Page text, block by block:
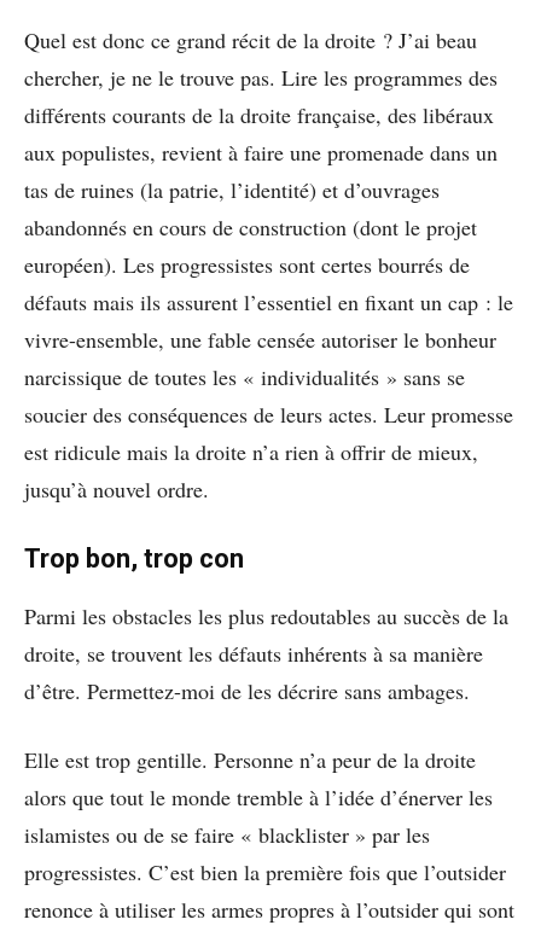
Quel est donc ce grand récit de la droite ? J’ai beau
chercher, je ne le trouve pas. Lire les programmes des
différents courants de la droite française, des libéraux
aux populistes, revient à faire une promenade dans un
tas de ruines (la patrie, l’identité) et d’ouvrages
abandonnés en cours de construction (dont le projet
européen). Les progressistes sont certes bourrés de
défauts mais ils assurent l’essentiel en fixant un cap : le
vivre-ensemble, une fable censée autoriser le bonheur
narcissique de toutes les « individualités » sans se
soucier des conséquences de leurs actes. Leur promesse
est ridicule mais la droite n’a rien à offrir de mieux,
jusqu’à nouvel ordre.
Trop bon, trop con
Parmi les obstacles les plus redoutables au succès de la
droite, se trouvent les défauts inhérents à sa manière
d’être. Permettez-moi de les décrire sans ambages.
Elle est trop gentille. Personne n’a peur de la droite
alors que tout le monde tremble à l’idée d’énerver les
islamistes ou de se faire « blacklister » par les
progressistes. C’est bien la première fois que l’outsider
renonce à utiliser les armes propres à l’outsider qui sont